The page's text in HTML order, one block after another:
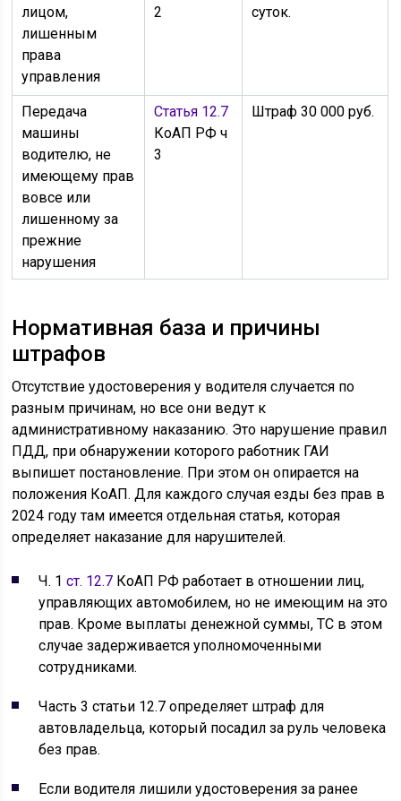
лицом,
лишенным
права
управления
2
суток.
Передача
машины
водителю, не
имеющему прав
вовсе или
лишенному за
прежние
нарушения
Статья 12.7
КоАП РФ ч
3
Штраф 30 000 руб.
Нормативная база и причины
штрафов
Отсутствие удостоверения у водителя случается по
разным причинам, но все они ведут к
административному наказанию. Это нарушение правил
ПДД, при обнаружении которого работник ГАИ
выпишет постановление. При этом он опирается на
положения КоАП. Для каждого случая езды без прав в
2024 году там имеется отдельная статья, которая
определяет наказание для нарушителей.
Ч. 1ст. 12.7 КоАП РФ работает в отношении лиц,
управляющих автомобилем, но не имеющим на это
прав. Кроме выплаты денежной суммы, ТС в этом
случае задерживается уполномоченными
сотрудниками.
Часть 3 статьи 12.7 определяет штраф для
автовладельца, который посадил за руль человека
без прав.
Если водителя лишили удостоверения за ранее